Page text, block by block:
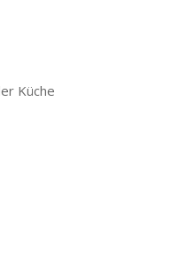
Küche